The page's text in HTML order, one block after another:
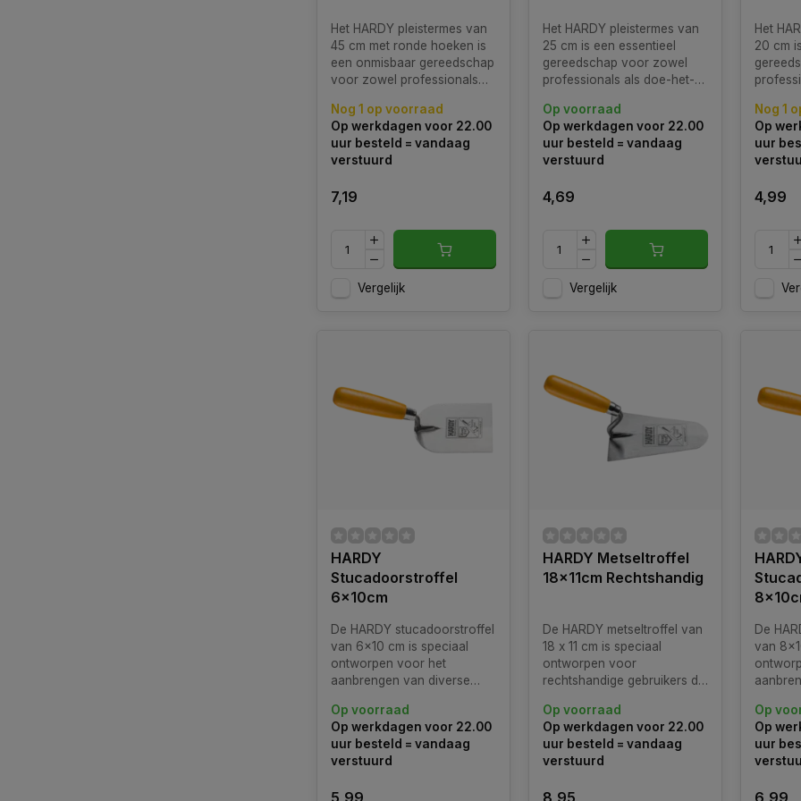
Het HARDY pleistermes van
45 cm met ronde hoeken is
een onmisbaar gereedschap
voor zowel professionals
streven naar een gladde en
strakke afwerking van
pleisterwerk.
Nog 1 op voorraad
Op werkdagen voor 22.00
uur besteld = vandaag
verstuurd
7,19
Vergelijk
Het HARDY pleistermes van
25 cm is een essentieel
gereedschap voor zowel
professionals als doe-het-
gladde en strakke afwerking
van pleisterwerk.
Op voorraad
Op werkdagen voor 22.00
uur besteld = vandaag
verstuurd
4,69
Vergelijk
Het
20 cm
gladde
van
Nog 1
Op
uur
4,99
HARDY
Stucadoorstroffel
6x10cm
De HARDY stucadoorstroffel
van 6x10 cm is speciaal
ontworpen voor het
aanbrengen van diverse
Op voorraad
Op werkdagen voor 22.00
uur besteld = vandaag
verstuurd
5,99
HARDY Metseltroffel
18x11cm Rechtshandig
De HARDY metseltroffel van
18 x 11 cm is speciaal
ontworpen voor
rechtshandige gebruikers die
efficiëntie bij
metselwerkzaamheden.
Op voorraad
Op werkdagen voor 22.00
uur besteld = vandaag
verstuurd
8,95
De
van
Op
Op
uur
6,99